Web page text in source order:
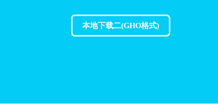
本地下载二(GHO格式)